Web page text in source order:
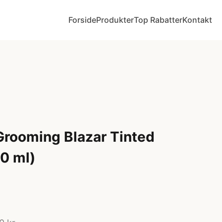
ForsideProdukterTop RabatterKontakt
Blazar Tinted
ml)